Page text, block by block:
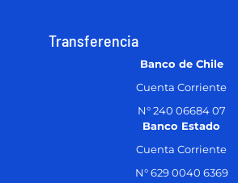
Transferencia
Banco de Chile
Cuenta Corriente
N° 240 06684 07
Banco Estado
Cuenta Corriente
N° 629 0040 6369